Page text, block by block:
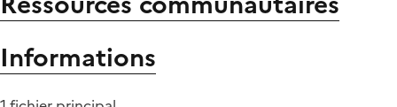
Informations